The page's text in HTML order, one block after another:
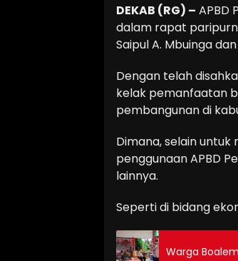
DEKAB (RG) – APBD
dalam rapat
Saipul A. Mbuinga
Dengan telah
kelak pemanfaatan
pembangunan di
Dimana, selain
penggunaan APBD
lainnya.
Seperti di bidang
Warga